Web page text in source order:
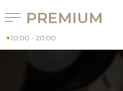
PREMIUM
10:00 - 20:00